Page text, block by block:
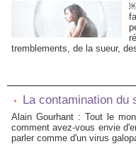
tremblements, de la sueur,
La contamination du
Alain Gourhant : Tout le
comment avez-vous envie
parler comme d'un virus